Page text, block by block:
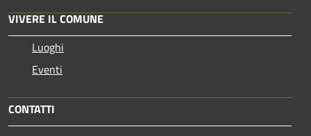
VIVERE IL COMUNE
Luoghi
Eventi
CONTATTI